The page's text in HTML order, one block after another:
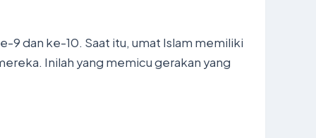
9 dan ke-10. Saat itu, umat Islam memiliki
Inilah yang memicu gerakan yang